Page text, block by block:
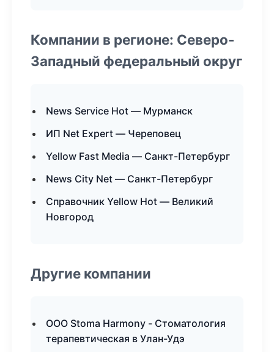
Компании в регионе: Северо-
Западный федеральный округ
News Service Hot — Мурманск
ИП Net Expert — Череповец
Yellow Fast Media — Санкт-Петербург
News City Net — Санкт-Петербург
Справочник Yellow Hot — Великий
Новгород
Другие компании
ООО Stoma Harmony - Стоматология
терапевтическая в Улан-Удэ